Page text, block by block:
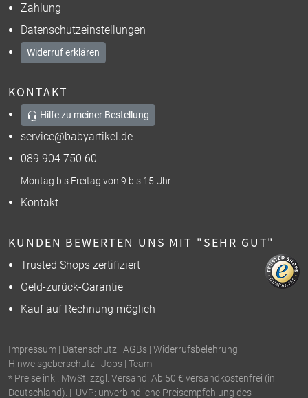
Zahlung
Datenschutzeinstellungen
Widerruf erklären
KONTAKT
Hilfe zu meiner Bestellung
service@babyartikel.de
089 904 750 60
Montag bis Freitag von 9 bis 15 Uhr
Kontakt
KUNDEN BEWERTEN UNS MIT "SEHR GUT"
Trusted Shops zertifiziert
Geld-zurück-Garantie
Kauf auf Rechnung möglich
Impressum Datenschutz AGBs Widerrufsbelehrung
Hinweisgeberschutz Jobs Team
* Preise inkl. MwSt. zzgl. Versand. Ab 50 € versandkostenfrei (in
Deutschland). | UVP: unverbindliche Preisempfehlung des